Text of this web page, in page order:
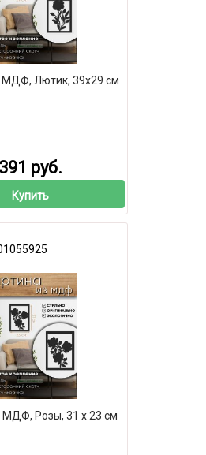
МДФ, Лютик, 39х29 см
391 руб.
Купить
МДФ, Розы, 31 х 23 см